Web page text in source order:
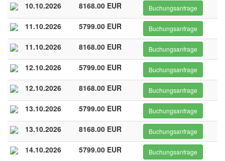
10.10.2026 8168.00 EUR Buchungsanfrage
11.10.2026 5799.00 EUR Buchungsanfrage
11.10.2026 8168.00 EUR Buchungsanfrage
12.10.2026 5799.00 EUR Buchungsanfrage
12.10.2026 8168.00 EUR Buchungsanfrage
13.10.2026 5799.00 EUR Buchungsanfrage
13.10.2026 8168.00 EUR Buchungsanfrage
14.10.2026 5799.00 EUR Buchungsanfrage